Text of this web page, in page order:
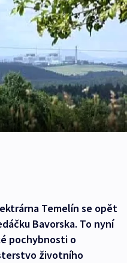
Temelín se opět
Bavorska. To nyní
pochybnosti o
životního